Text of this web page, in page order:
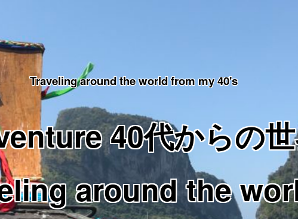
Traveling around the world from my 40's
40代からの
around the